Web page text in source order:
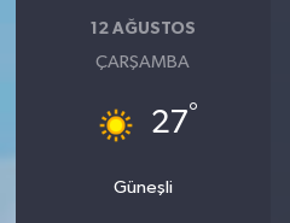
12 AĞUSTOS
ÇARŞAMBA
27°
Güneşli